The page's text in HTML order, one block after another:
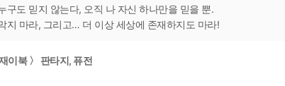
구도 믿지 않는다, 오직 나 자신 하나만을 믿을 뿐.
지 마라, 그리고… 더 이상 세상에 존재하지도 마라!
이북 〉 판타지, 퓨전